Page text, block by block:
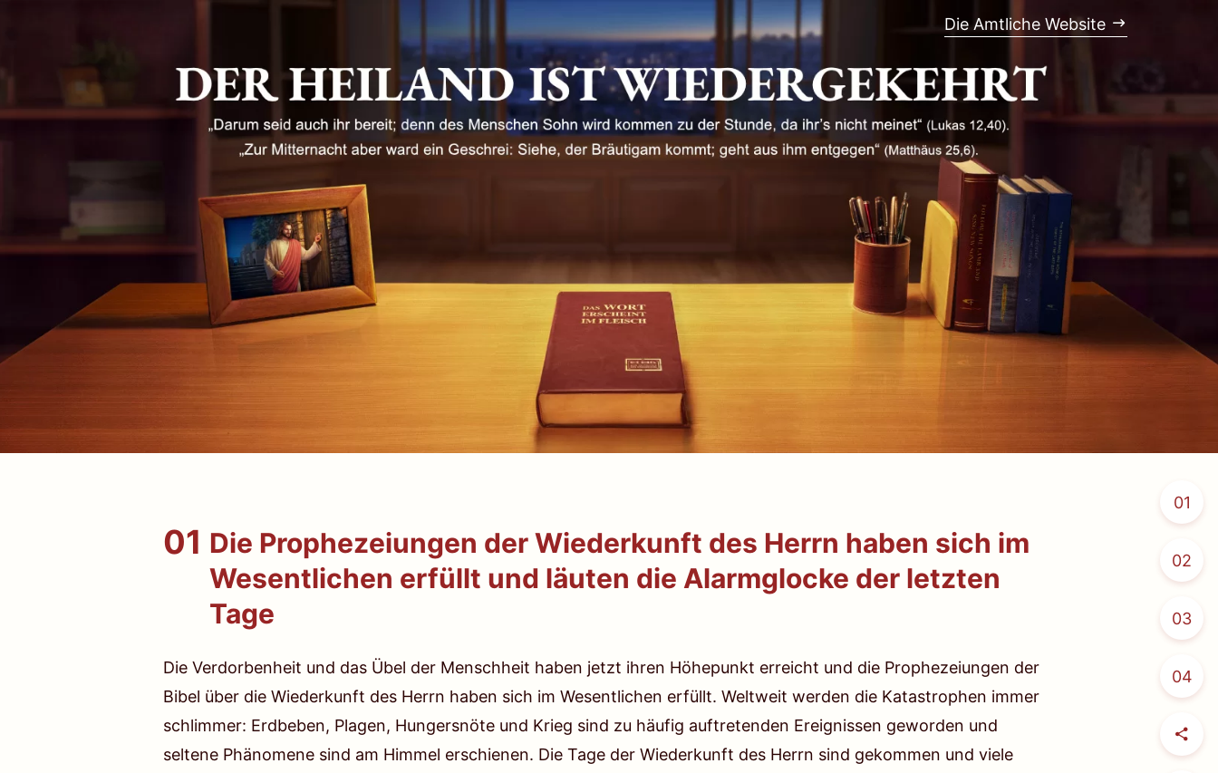
Die Amtliche Website
01
02
03
04
01 Die Prophezeiungen der Wiederkunft des Herrn haben sich im
Wesentlichen erfüllt und läuten die Alarmglocke der letzten
Tage
Die Verdorbenheit und das Übel der Menschheit haben jetzt ihren Höhepunkt erreicht und die Prophezeiungen der
Bibel über die Wiederkunft des Herrn haben sich im Wesentlichen erfüllt. Weltweit werden die Katastrophen immer
schlimmer: Erdbeben, Plagen, Hungersnöte und Krieg sind zu häufig auftretenden Ereignissen geworden und
seltene Phänomene sind am Himmel erschienen. Die Tage der Wiederkunft des Herrn sind gekommen und viele